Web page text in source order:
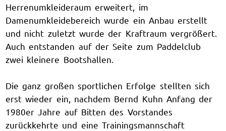
Herrenumkleideraum erweitert, im
Damenumkleidebereich wurde ein Anbau erstellt
und nicht zuletzt wurde der Kraftraum vergrößert.
Auch entstanden auf der Seite zum Paddelclub
zwei kleinere Bootshallen.
Die ganz großen sportlichen Erfolge stellten sich
erst wieder ein, nachdem Bernd Kuhn Anfang der
1980er Jahre auf Bitten des Vorstandes
zurückkehrte und eine Trainingsmannschaft